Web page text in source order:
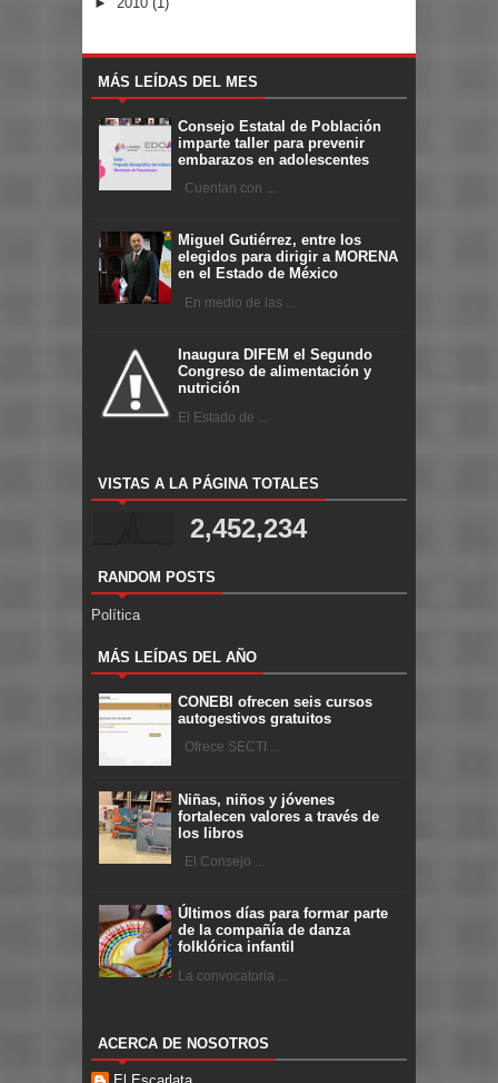
MÁS LEÍDAS DEL MES
Consejo Estatal de Población
imparte taller para prevenir
embarazos en adolescentes
Cuentan con ...
Miguel Gutiérrez, entre los
elegidos para dirigir a MORENA
en el Estado de México
En medio de las ...
Inaugura DIFEM el Segundo
Congreso de alimentación y
nutrición
El Estado de ...
VISTAS A LA PÁGINA TOTALES
2,452,234
RANDOM POSTS
Política
MÁS LEÍDAS DEL AÑO
CONEBI ofrecen seis cursos
autogestivos gratuitos
Ofrece SECTI ...
Niñas, niños y jóvenes
fortalecen valores a través de
los libros
El Consejo ...
Últimos días para formar parte
de la compañía de danza
folklórica infantil
La convocatoria ...
ACERCA DE NOSOTROS